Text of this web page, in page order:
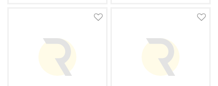
Реализованные проекты